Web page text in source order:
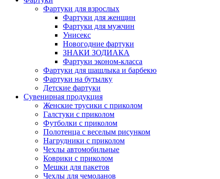
Фартуки для взрослых
Фартуки для женщин
Фартуки для мужчин
Унисекс
Новогодние фартуки
ЗНАКИ ЗОДИАКА
Фартуки эконом-класса
Фартуки для шашлыка и барбекю
Фартуки на бутылку
Детские фартуки
Сувенирная продукция
Женские трусики с приколом
Галстуки с приколом
Футболки с приколом
Полотенца с веселым рисунком
Нагрудники с приколом
Чехлы автомобильные
Коврики с приколом
Мешки для пакетов
Чехлы для чемоданов